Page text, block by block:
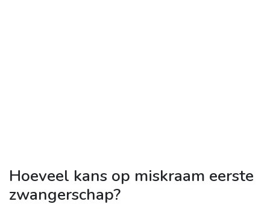
Hoeveel kans op miskraam eerste
zwangerschap?